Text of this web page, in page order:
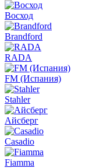
Восход
Brandford
RADA
FM (Испания)
Stahler
Айсберг
Casadio
Fiamma